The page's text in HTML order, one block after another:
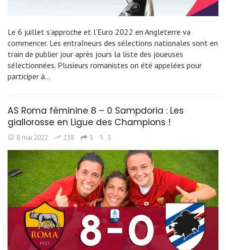
Le 6 juillet s’approche et l’Euro 2022 en Angleterre va
commencer. Les entraîneurs des sélections nationales sont en
train de publier jour après jours la liste des joueuses
sélectionnées. Plusieurs romanistes on été appelées pour
participer à…
AS Roma féminine 8 – 0 Sampdoria : Les
giallorosse en Ligue des Champions !
8 mai 2022 158 5 5